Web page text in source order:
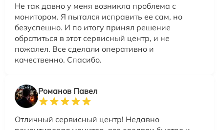
Не так давно у меня возникла проблема с
монитором. Я пытался исправить ее сам, но
безуспешно. И по итогу принял решение
обратиться в этот сервисный центр, и не
пожалел. Все сделали оперативно и
качественно. Спасибо.
Романов Павел
Отличный сервисный центр! Недавно